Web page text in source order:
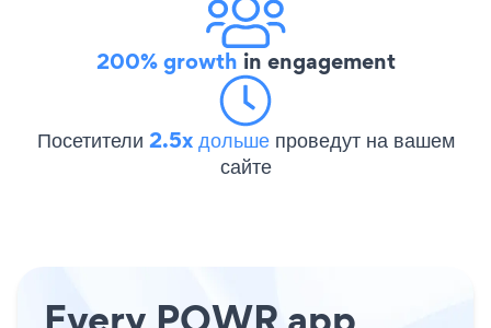
200% growth in engagement
Посетители 2.5x дольше проведут на вашем
сайте